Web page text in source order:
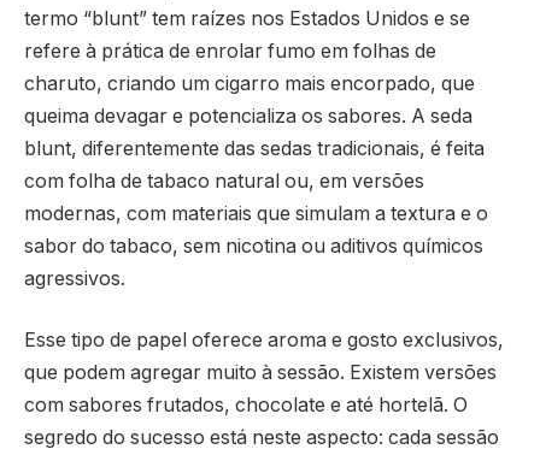
termo “blunt” tem raízes nos Estados Unidos e se
refere à prática de enrolar fumo em folhas de
charuto, criando um cigarro mais encorpado, que
queima devagar e potencializa os sabores. A seda
blunt, diferentemente das sedas tradicionais, é feita
com folha de tabaco natural ou, em versões
modernas, com materiais que simulam a textura e o
sabor do tabaco, sem nicotina ou aditivos químicos
agressivos.
Esse tipo de papel oferece aroma e gosto exclusivos,
que podem agregar muito à sessão. Existem versões
com sabores frutados, chocolate e até hortelã. O
segredo do sucesso está neste aspecto: cada sessão